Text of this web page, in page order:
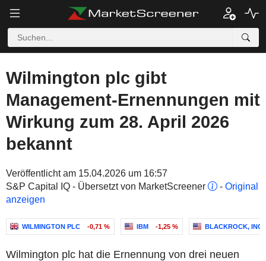
Wilmington plc gibt
Management-Ernennungen mit
Wirkung zum 28. April 2026
bekannt
Veröffentlicht am 15.04.2026 um 16:57
S&P Capital IQ - Übersetzt von MarketScreener
- Original
anzeigen
WILMINGTON PLC -0,71 % IBM -1,25 % BLACKROCK, INC.
Wilmington plc hat die Ernennung von drei neuen